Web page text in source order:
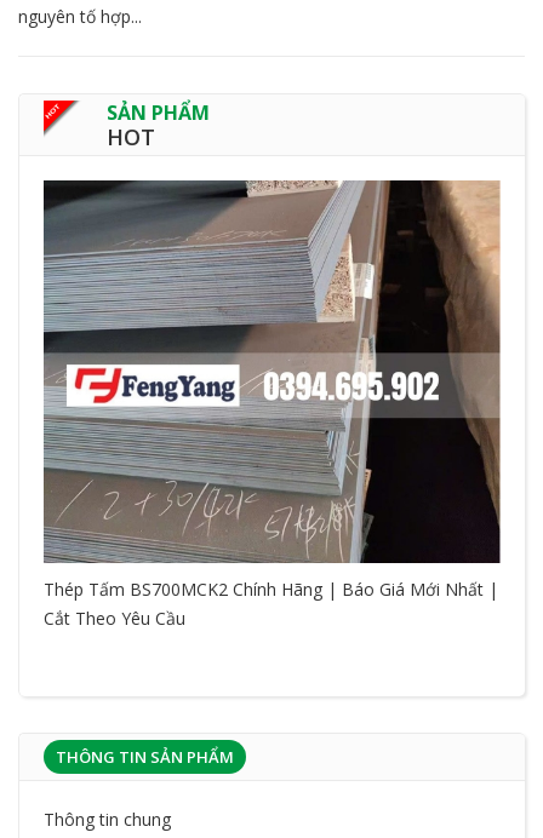
nguyên tố hợp...
SẢN PHẨM
HOT
Thép Tấm BS700MCK2 Chính Hãng | Báo Giá Mới Nhất |
Cắt Theo Yêu Cầu
THÔNG TIN SẢN PHẨM
Thông tin chung